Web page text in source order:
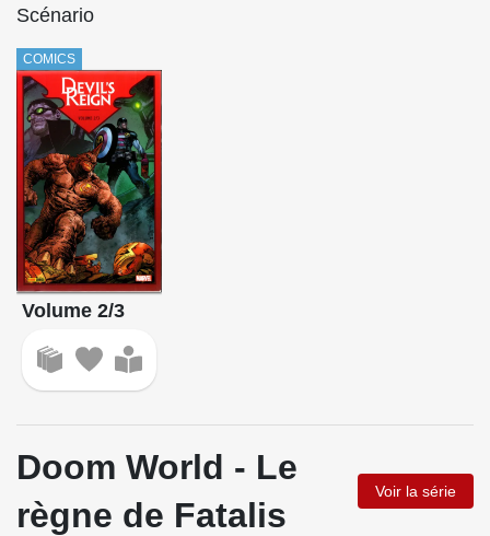
Scénario
COMICS
Volume 2/3
Doom World - Le
règne de Fatalis
Voir la série